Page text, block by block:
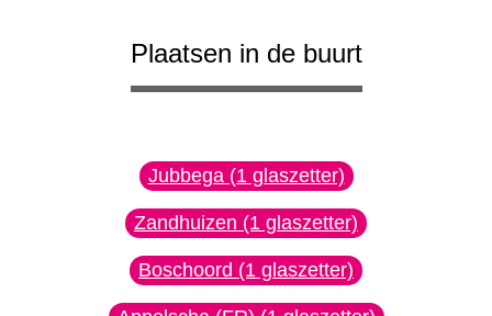
Plaatsen in de buurt
Jubbega (1 glaszetter)
Zandhuizen (1 glaszetter)
Boschoord (1 glaszetter)